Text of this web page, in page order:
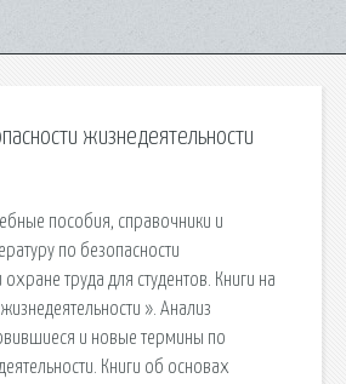
жизнедеятельности
пособия, справочники и
по безопасности
труда для студентов. Книги на
». Анализ
и новые термины по
Книги об основах